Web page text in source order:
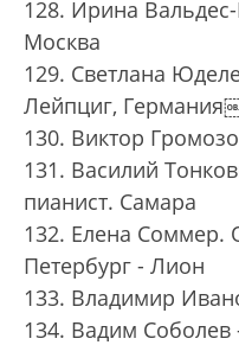
128. Ирина
Москва
129. Светлана
Лейпциг,
130. Виктор
131. Василий
пианист. Самара
132. Елена Соммер.
Петербург - Лион
133. Владимир
134. Вадим